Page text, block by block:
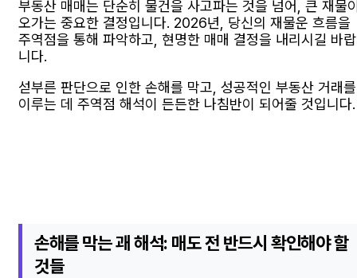
부동산 매매는 단순히 물건을 사고파는 것을 넘어, 큰 재물
오가는 중요한 결정입니다. 2026년, 당신의 재물운 흐름을
주역점을 통해 파악하고, 현명한 매매 결정을 내리시길 바랍
니다.
섣부른 판단으로 인한 손해를 막고, 성공적인 부동산 거래를
이루는 데 주역점 해석이 든든한 나침반이 되어줄 것입니다.
손해를 막는 괘 해석: 매도 전 반드시 확인해야 할
것들